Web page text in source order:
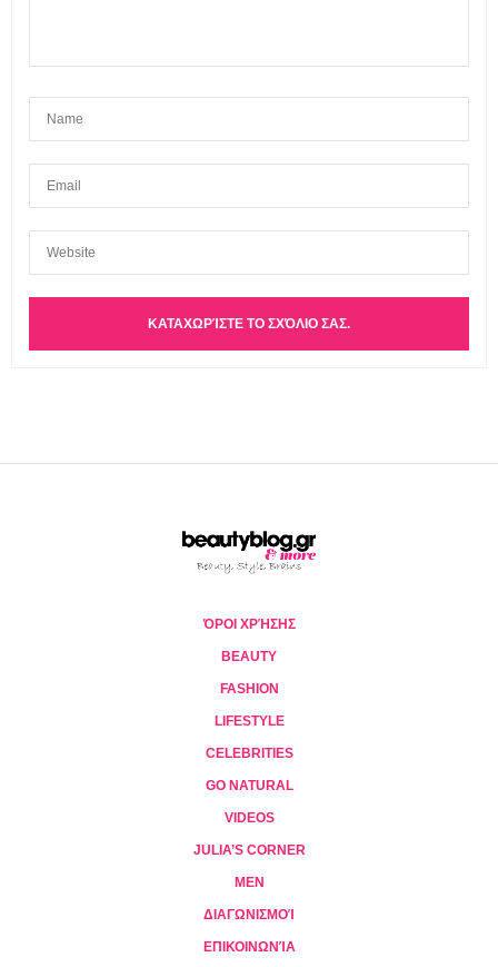
ΌΡΟΙ ΧΡΉΣΗΣ
BEAUTY
FASHION
LIFESTYLE
CELEBRITIES
GO NATURAL
VIDEOS
JULIA’S CORNER
MEN
ΔΙΑΓΩΝΙΣΜΟΊ
ΕΠΙΚΟΙΝΩΝΊΑ